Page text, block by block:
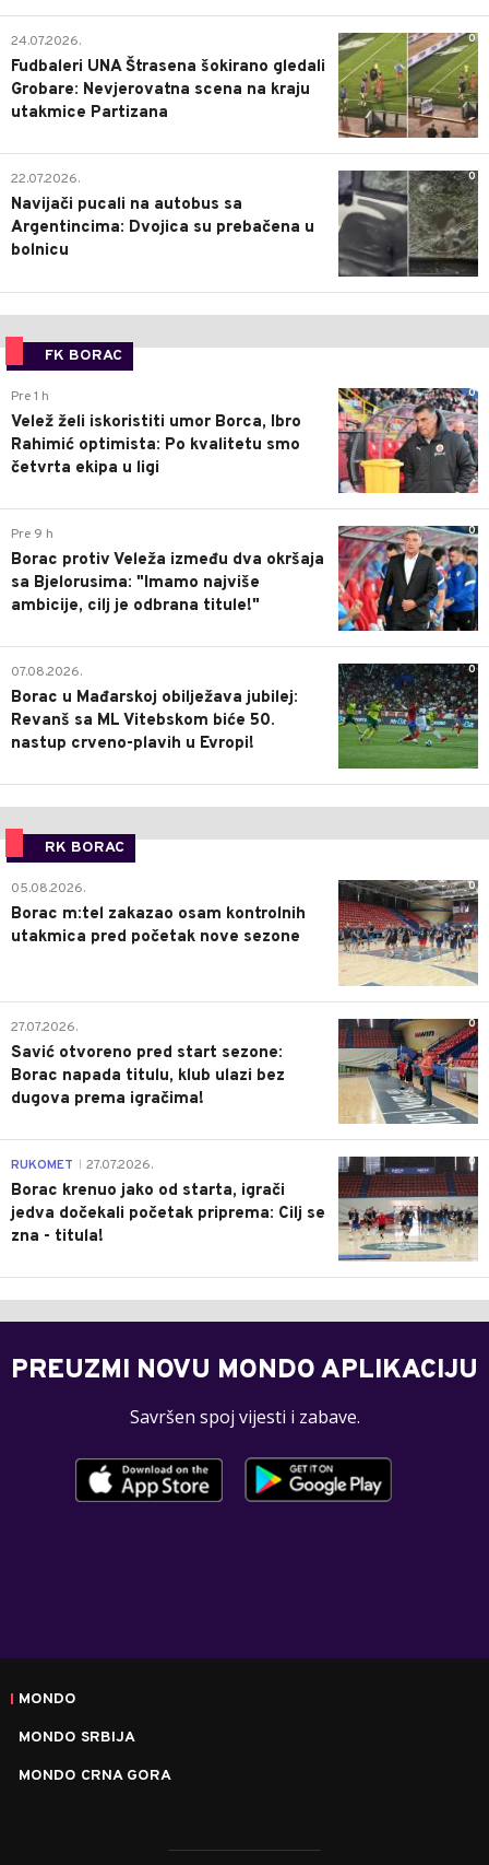
0
24.07.2026.
Fudbaleri UNA Štrasena šokirano gledali
Grobare: Nevjerovatna scena na kraju
utakmice Partizana
0
22.07.2026.
Navijači pucali na autobus sa
Argentincima: Dvojica su prebačena u
bolnicu
FK BORAC
0
Pre 1 h
Velež želi iskoristiti umor Borca, Ibro
Rahimić optimista: Po kvalitetu smo
četvrta ekipa u ligi
0
Pre 9 h
Borac protiv Veleža između dva okršaja
sa Bjelorusima: "Imamo najviše
ambicije, cilj je odbrana titule!"
0
07.08.2026.
Borac u Mađarskoj obilježava jubilej:
Revanš sa ML Vitebskom biće 50.
nastup crveno-plavih u Evropi!
RK BORAC
0
05.08.2026.
Borac m:tel zakazao osam kontrolnih
utakmica pred početak nove sezone
0
27.07.2026.
Savić otvoreno pred start sezone:
Borac napada titulu, klub ulazi bez
dugova prema igračima!
0
RUKOMET 27.07.2026.
Borac krenuo jako od starta, igrači
jedva dočekali početak priprema: Cilj se
zna - titula!
PREUZMI NOVU MONDO APLIKACIJU
Savršen spoj vijesti i zabave.
MONDO
MONDO SRBIJA
MONDO CRNA GORA